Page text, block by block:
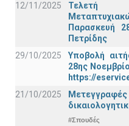
12/11/2025
Τελετή
Παρασκευή
Πετρίδης
29/10/2025
Υποβολή
28ης
https://
21/10/2025
#Σπουδές